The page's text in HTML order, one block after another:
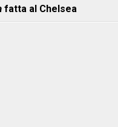
fatta al Chelsea